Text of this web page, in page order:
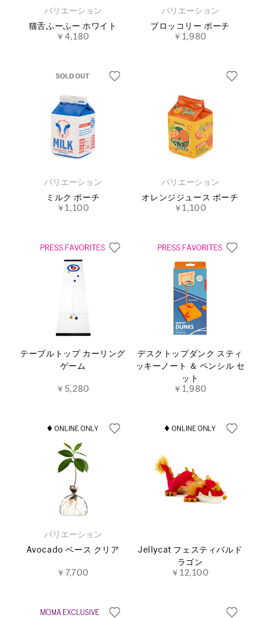
バリエーション
猫舌ふーふー ホワイト
￥4,180
バリエーション
ブロッコリー ポーチ
￥1,980
バリエーション
ミルク ポーチ
￥1,100
バリエーション
オレンジジュース ポーチ
￥1,100
テーブルトップ カーリング
ゲーム
￥5,280
デスクトップダンク スティ
ッキーノート ＆ ペンシル セ
ット
￥1,980
バリエーション
Avocado ベース クリア
￥7,700
Jellycat フェスティバルド
ラゴン
￥12,100